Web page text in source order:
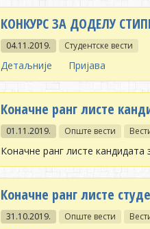
КОНКУРС ЗА ДОДЕЛУ
04.11.2019. Студентске вести
Детаљније Пријава
Коначне ранг листе
01.11.2019. Опште вести
Коначне ранг листе
Коначне ранг листе
31.10.2019. Опште вести